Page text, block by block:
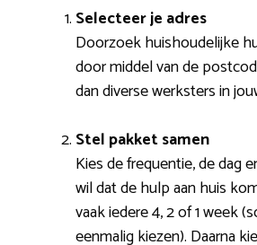
Selecteer je adres
Doorzoek huishoudelijke
door middel van de
dan diverse werksters in
Stel pakket samen
Kies de frequentie, de dag
wil dat de hulp aan huis
vaak iedere 4, 2 of 1 week
eenmalig kiezen). Daarna